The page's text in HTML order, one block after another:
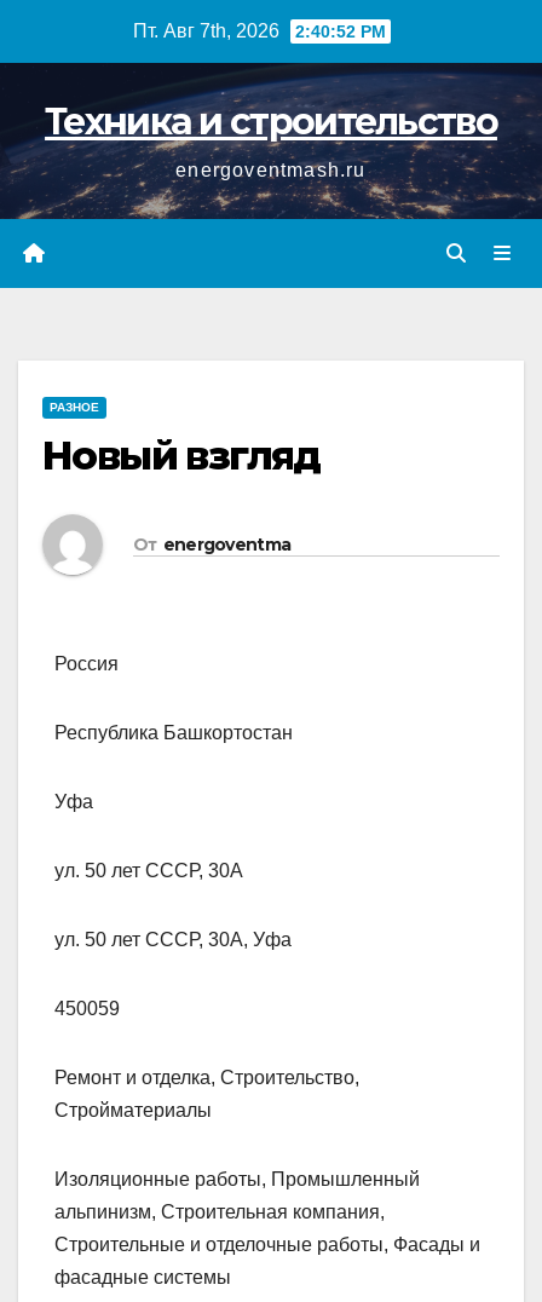
Пт. Авг 7th, 2026 2:40:52 PM
Техника и строительство
energoventmash.ru
РАЗНОЕ
Новый взгляд
От energoventma
Россия
Республика Башкортостан
Уфа
ул. 50 лет СССР, 30А
ул. 50 лет СССР, 30А, Уфа
450059
Ремонт и отделка, Строительство,
Стройматериалы
Изоляционные работы, Промышленный
альпинизм, Строительная компания,
Строительные и отделочные работы, Фасады и
фасадные системы